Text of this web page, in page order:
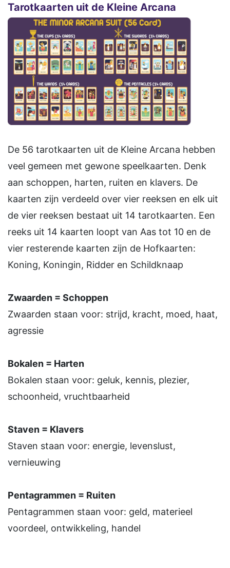
Tarotkaarten uit de Kleine Arcana
De 56 tarotkaarten uit de Kleine Arcana hebben
veel gemeen met gewone speelkaarten. Denk
aan schoppen, harten, ruiten en klavers. De
kaarten zijn verdeeld over vier reeksen en elk uit
de vier reeksen bestaat uit 14 tarotkaarten. Een
reeks uit 14 kaarten loopt van Aas tot 10 en de
vier resterende kaarten zijn de Hofkaarten:
Koning, Koningin, Ridder en Schildknaap
Zwaarden = Schoppen
Zwaarden staan voor: strijd, kracht, moed, haat,
agressie
Bokalen = Harten
Bokalen staan voor: geluk, kennis, plezier,
schoonheid, vruchtbaarheid
Staven = Klavers
Staven staan voor: energie, levenslust,
vernieuwing
Pentagrammen = Ruiten
Pentagrammen staan voor: geld, materieel
voordeel, ontwikkeling, handel